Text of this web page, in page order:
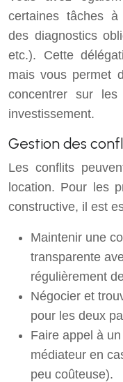
certaines tâches à
des diagnostics
etc.). Cette
mais vous permet
concentrer sur
investissement.
Gestion des
Les conflits
location. Pour les
constructive, il est
Maintenir une
transparente
régulièrement
Négocier et
pour les deux
Faire appel à
médiateur en
peu coûteuse).